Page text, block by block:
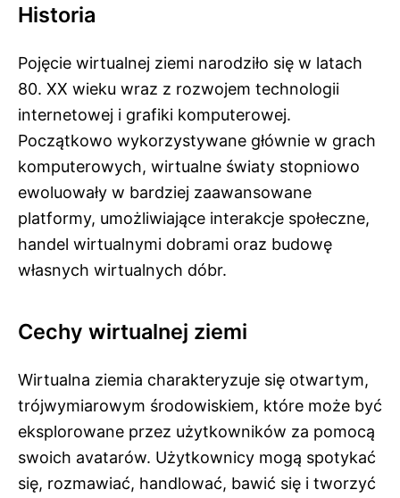
Historia
Pojęcie wirtualnej ziemi narodziło się w latach
80. XX wieku wraz z rozwojem technologii
internetowej i grafiki komputerowej.
Początkowo wykorzystywane głównie w grach
komputerowych, wirtualne światy stopniowo
ewoluowały w bardziej zaawansowane
platformy, umożliwiające interakcje społeczne,
handel wirtualnymi dobrami oraz budowę
własnych wirtualnych dóbr.
Cechy wirtualnej ziemi
Wirtualna ziemia charakteryzuje się otwartym,
trójwymiarowym środowiskiem, które może być
eksplorowane przez użytkowników za pomocą
swoich avatarów. Użytkownicy mogą spotykać
się, rozmawiać, handlować, bawić się i tworzyć